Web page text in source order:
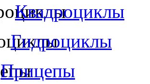
Квадроциклы
Гидроциклы
Прицепы